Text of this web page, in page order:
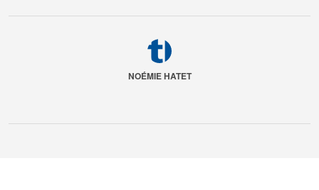
NOÉMIE HATET